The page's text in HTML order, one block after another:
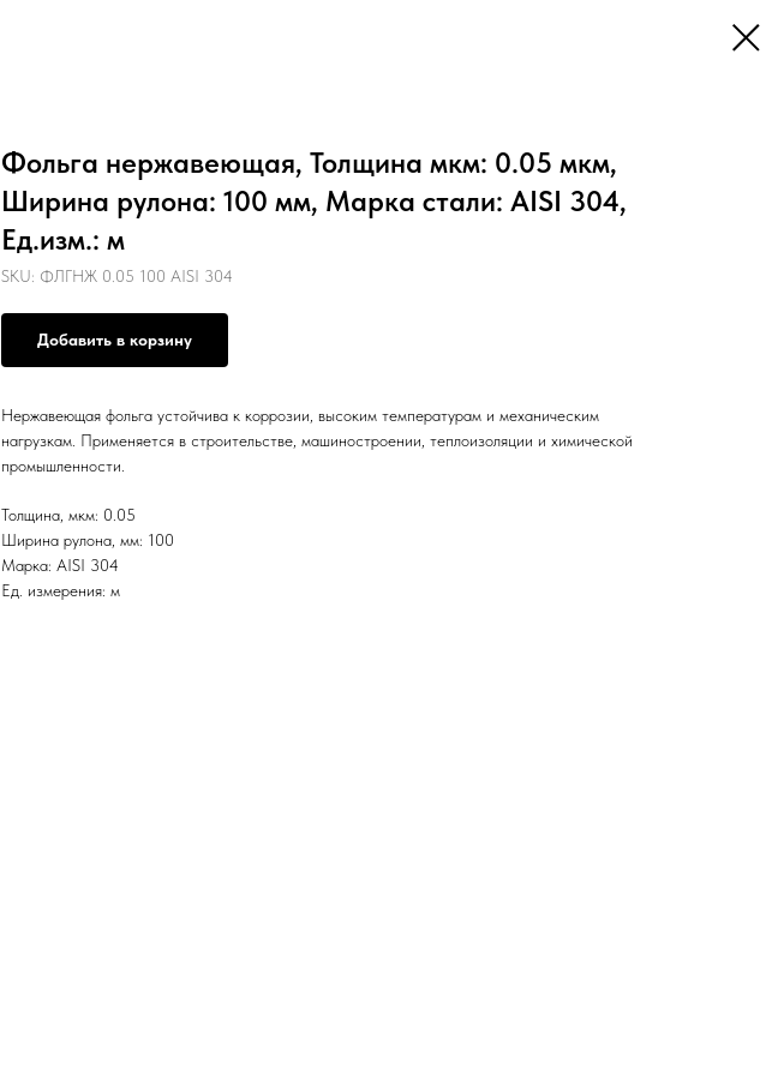
Фольга нержавеющая, Толщина мкм: 0.05 мкм,
Ширина рулона: 100 мм, Марка стали: AISI 304,
Ед.изм.: м
SKU: ФЛГНЖ 0.05 100 AISI 304
Добавить в корзину
Нержавеющая фольга устойчива к коррозии, высоким температурам и механическим
нагрузкам. Применяется в строительстве, машиностроении, теплоизоляции и химической
промышленности.
Толщина, мкм: 0.05
Ширина рулона, мм: 100
Марка: AISI 304
Ед. измерения: м